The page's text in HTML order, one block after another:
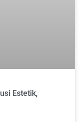
Estetik,